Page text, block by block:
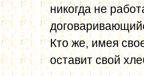
никогда не
Кто же, имея
оставит свой